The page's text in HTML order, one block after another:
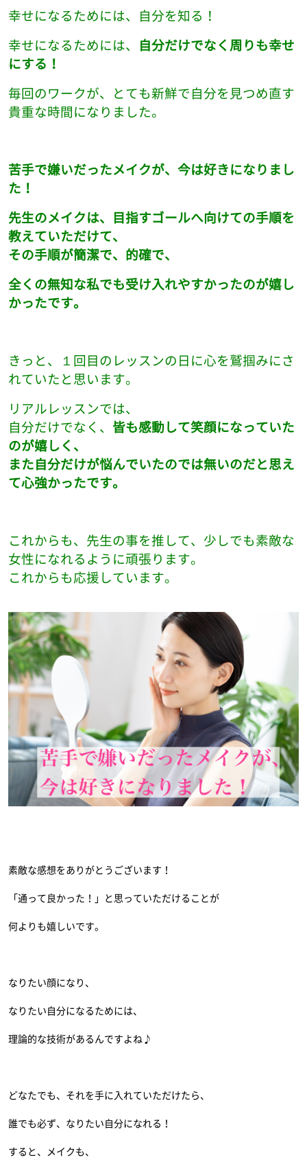
幸せになるためには、自分を知る！
幸せになるためには、 自分だけでなく周りも幸せ
にする！
毎回のワークが、とても新鮮で自分を見つめ直す
貴重な時間になりました。
苦手で嫌いだったメイクが、今は好きになりまし
た！
先生のメイクは、目指すゴールへ向けての手順を
教えていただけて、
その手順が簡潔で、的確で、
全くの無知な私でも受け入れやすかったのが嬉し
かったです。
きっと、１回目のレッスンの日に心を鷲掴みにさ
れていたと思います。
リアルレッスンでは、
自分だけでなく、 皆も感動して笑顔になっていた
のが嬉しく、
また自分だけが悩んでいたのでは無いのだと思え
て心強かったです。
これからも、先生の事を推して、少しでも素敵な
女性になれるように頑張ります。
これからも応援しています。
素敵な感想をありがとうございます！
「通って良かった！」と思っていただけることが
何よりも嬉しいです。
なりたい顔になり、
なりたい自分になるためには、
理論的な技術があるんですよね♪
どなたでも、それを手に入れていただけたら、
誰でも必ず、なりたい自分になれる！
すると、メイクも、